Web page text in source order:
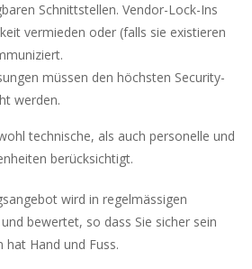
Schnittstellen. Vendor-Lock-Ins
vermieden oder (falls sie existieren
müssen den höchsten Security-
werden.
technische, als auch personelle und
berücksichtigt.
wird in regelmässigen
bewertet, so dass Sie sicher sein
hat Hand und Fuss.